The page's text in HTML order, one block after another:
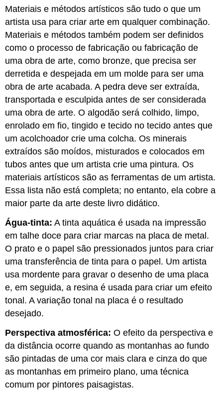
artísticos
Materiais e métodos artísticos são tudo o que um
artista usa para criar arte em qualquer combinação.
Materiais e métodos também podem ser definidos
como o processo de fabricação ou fabricação de
uma obra de arte, como bronze, que precisa ser
derretida e despejada em um molde para ser uma
obra de arte acabada. A pedra deve ser extraída,
transportada e esculpida antes de ser considerada
uma obra de arte. O algodão será colhido, limpo,
enrolado em fio, tingido e tecido no tecido antes que
um acolchoador crie uma colcha. Os minerais
extraídos são moídos, misturados e colocados em
tubos antes que um artista crie uma pintura. Os
materiais artísticos são as ferramentas de um artista.
Essa lista não está completa; no entanto, ela cobre a
maior parte da arte deste livro didático.
Água-tinta: A tinta aquática é usada na impressão
em talhe doce para criar marcas na placa de metal.
O prato e o papel são pressionados juntos para criar
uma transferência de tinta para o papel. Um artista
usa mordente para gravar o desenho de uma placa
e, em seguida, a resina é usada para criar um efeito
tonal. A variação tonal na placa é o resultado
desejado.
Perspectiva atmosférica: O efeito da perspectiva e
da distância ocorre quando as montanhas ao fundo
são pintadas de uma cor mais clara e cinza do que
as montanhas em primeiro plano, uma técnica
comum por pintores paisagistas.